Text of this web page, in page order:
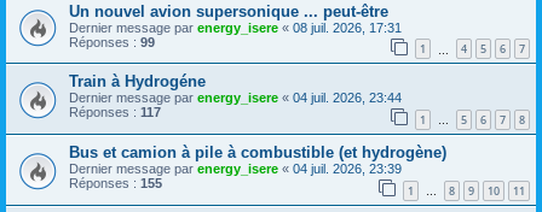
Un nouvel avion supersonique ... peut-être
Dernier message par energy_isere « 08 juil. 2026, 17:31
Réponses : 99 1 4 5 6 7
Train à Hydrogéne
Dernier message par energy_isere « 04 juil. 2026, 23:44
Réponses : 117 1 … 5 6 7 8
Bus et camion à pile à combustible (et hydrogène)
Dernier message par energy_isere « 04 juil. 2026, 23:39
Réponses : 155 1 … 8 9 10 11